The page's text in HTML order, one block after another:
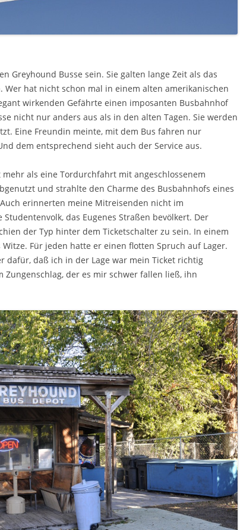
Greyhound Busse sein. Sie galten lange Zeit als das
Wer hat nicht schon mal in einem alten amerikanischen
wirkenden Gefährte einen imposanten Busbahnhof
nicht nur anders aus als in den alten Tagen. Sie werden
Eine Freundin meinte, mit dem Bus fahren nur
dem entsprechend sieht auch der Service aus.
als eine Tordurchfahrt mit angeschlossenem
und strahlte den Charme des Busbahnhofs eines
erinnerten meine Mitreisenden nicht im
das Eugenes Straßen bevölkert. Der
der Typ hinter dem Ticketschalter zu sein. In einem
Für jeden hatte er einen flotten Spruch auf Lager.
dafür, daß ich in der Lage war mein Ticket richtig
Zungenschlag, der es mir schwer fallen ließ, ihn